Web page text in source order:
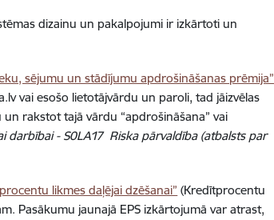
dizainu un pakalpojumi ir izkārtoti un
sējumu un stādījumu apdrošināšanas prēmija”
vai esošo lietotājvārdu un paroli, tad jāizvēlas
rakstot tajā vārdu “apdrošināšana” vai
darbībai - S0LA17 Riska pārvaldība (atbalsts par
likmes daļējai dzēšanai” (Kredītprocentu
Pasākumu jaunajā EPS izkārtojumā var atrast,